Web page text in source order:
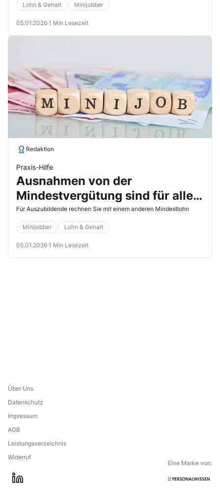
Entgeltbestandteile genau diesen Anspruch erfüllen – mit der Folge,
dass vielen Arbeitgebern und Entgeltabrechnern hin und wieder
Fehler unterlaufen.
Lohn & Gehalt Minijobber
05.01.2026·1 Min Lesezeit
Redaktion
Praxis-Hilfe
Ausnahmen von der
Mindestvergütung sind für alle
Azubis möglich, wenn
Arbeitgeber und
Gewerkschaften für einzelne
Branchen eigene
Für Auszubildende rechnen Sie mit einem anderen Mindestlohn
Minijobber Lohn & Gehalt
05.01.2026·1 Min Lesezeit
Über Uns
Datenschutz
Impressum
AGB
Leistungsverzeichnis
Widerruf
Eine Marke von: